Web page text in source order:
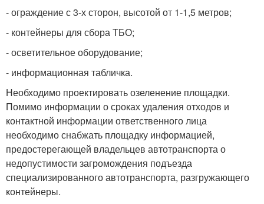
- ограждение с 3-х сторон, высотой от 1-1,5 метров;
- контейнеры для сбора ТБО;
- осветительное оборудование;
- информационная табличка.
Необходимо проектировать озеленение площадки.
Помимо информации о сроках удаления отходов и
контактной информации ответственного лица
необходимо снабжать площадку информацией,
предостерегающей владельцев автотранспорта о
недопустимости загромождения подъезда
специализированного автотранспорта, разгружающего
контейнеры.